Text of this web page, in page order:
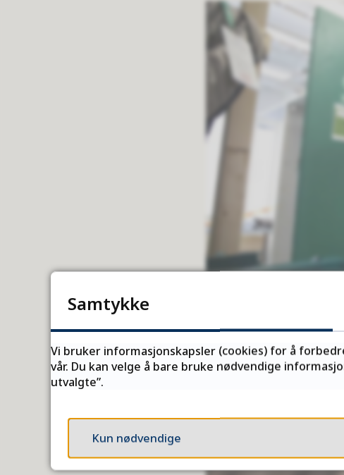
2 555 søkere
Samtykke
Vi bruker informasjonskapsler (cookies) for å
vår. Du kan velge å bare bruke nødvendige
utvalgte”.
Kun nødvendige